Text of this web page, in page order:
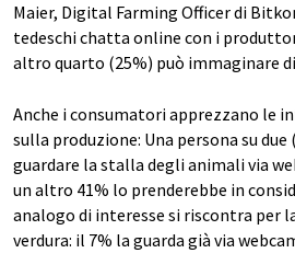
Maier, Digital Farming Officer di
tedeschi chatta online con i
altro quarto (25%) può immaginare
Anche i consumatori apprezzano le
sulla produzione: Una persona su
guardare la stalla degli animali via
un altro 41% lo prenderebbe in
analogo di interesse si riscontra per
verdura: il 7% la guarda già via